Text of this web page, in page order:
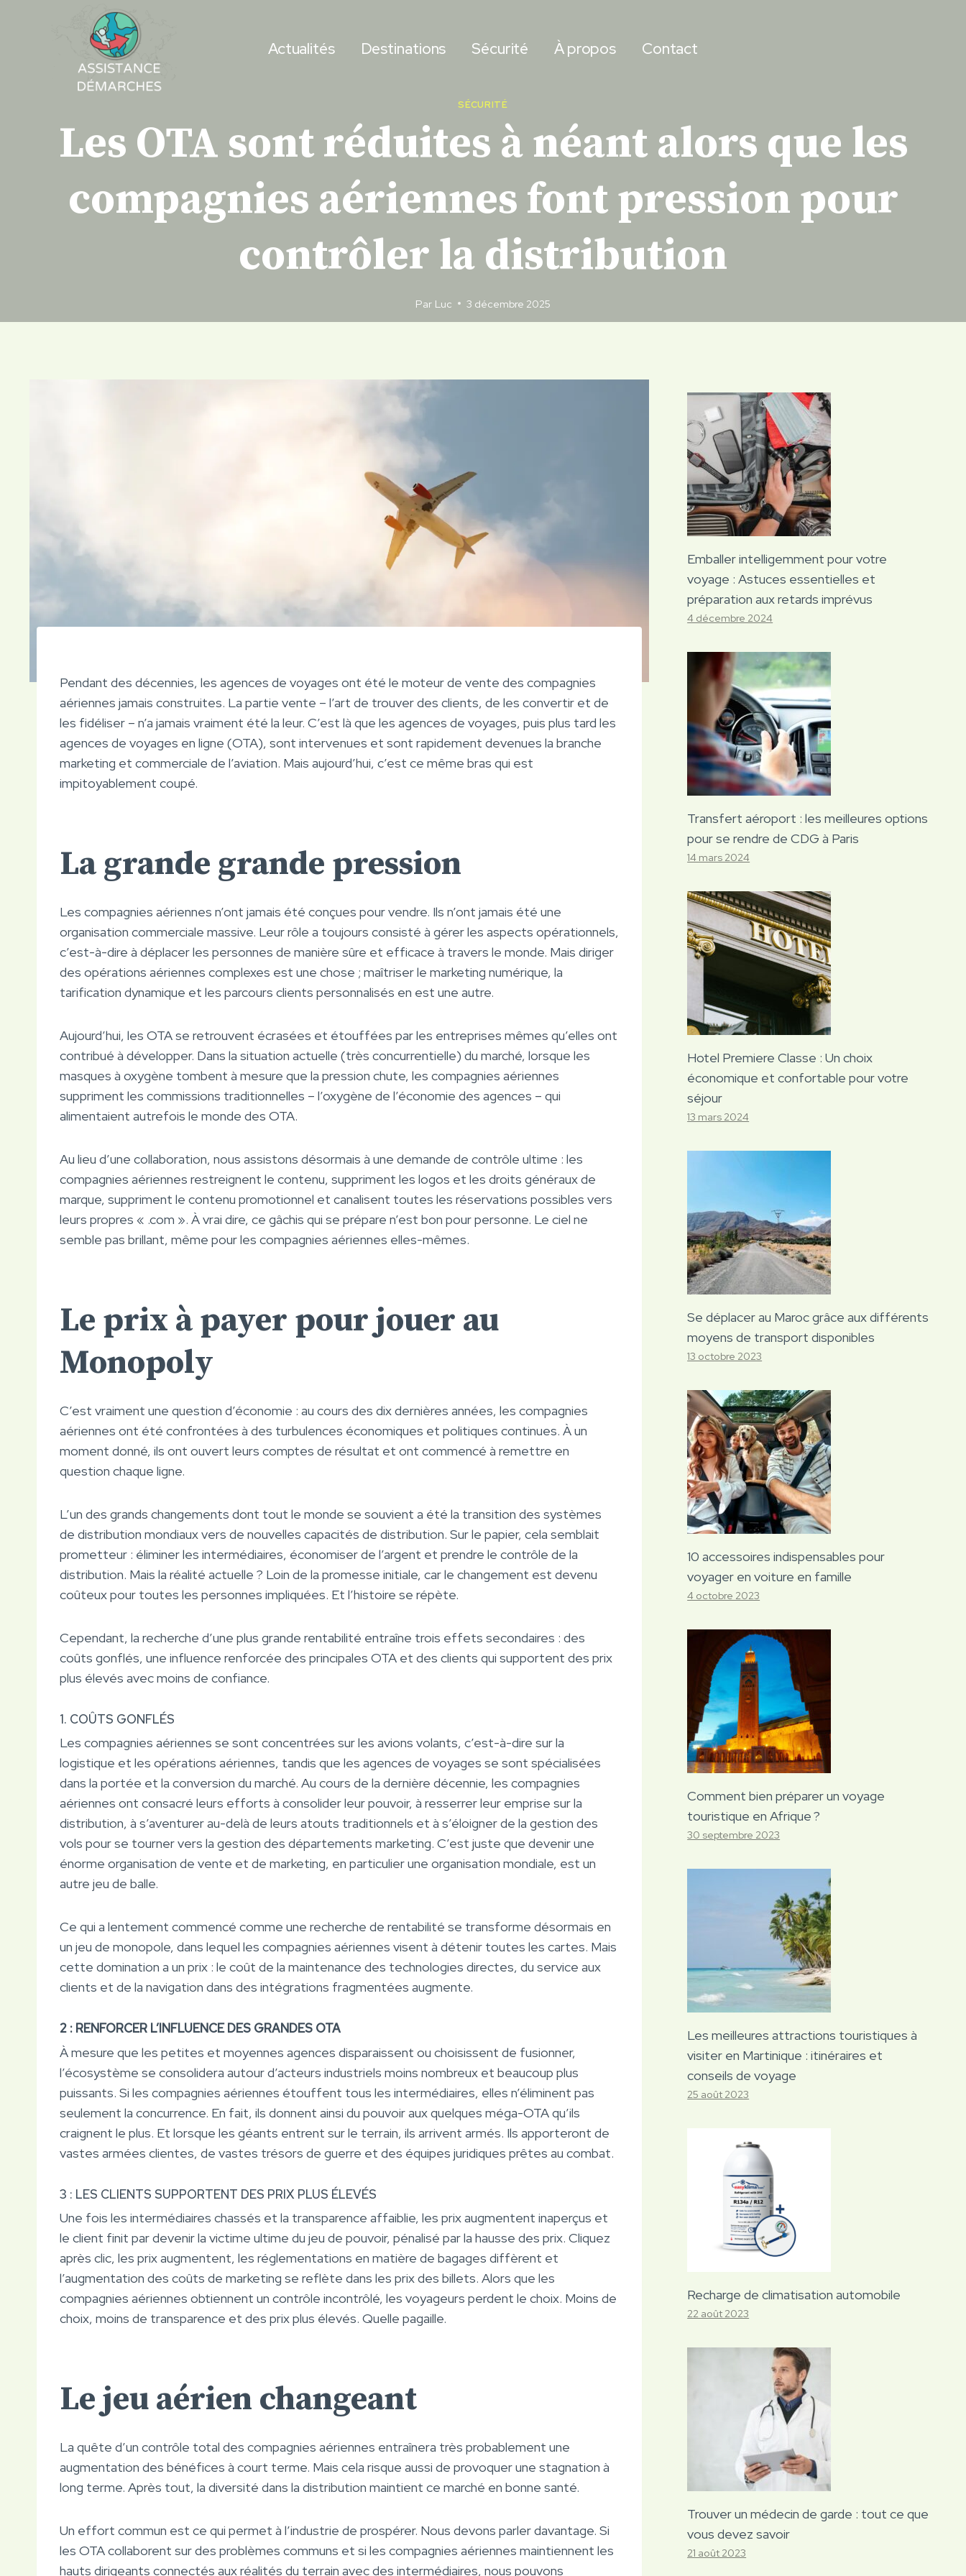
Actualités Destinations Sécurité À propos Contact
SÉCURITÉ
Les OTA sont réduites à néant alors que les
compagnies aériennes font pression pour
contrôler la distribution
Par Luc 3 décembre 2025
Pendant des décennies, les agences de voyages ont été le moteur de vente des compagnies
aériennes jamais construites. La partie vente – l’art de trouver des clients, de les convertir et de
les fidéliser – n’a jamais vraiment été la leur. C’est là que les agences de voyages, puis plus tard les
agences de voyages en ligne (OTA), sont intervenues et sont rapidement devenues la branche
marketing et commerciale de l’aviation. Mais aujourd’hui, c’est ce même bras qui est
impitoyablement coupé.
La grande grande pression
Les compagnies aériennes n’ont jamais été conçues pour vendre. Ils n’ont jamais été une
organisation commerciale massive. Leur rôle a toujours consisté à gérer les aspects opérationnels,
c’est-à-dire à déplacer les personnes de manière sûre et efficace à travers le monde. Mais diriger
des opérations aériennes complexes est une chose ; maîtriser le marketing numérique, la
tarification dynamique et les parcours clients personnalisés en est une autre.
Aujourd’hui, les OTA se retrouvent écrasées et étouffées par les entreprises mêmes qu’elles ont
contribué à développer. Dans la situation actuelle (très concurrentielle) du marché, lorsque les
masques à oxygène tombent à mesure que la pression chute, les compagnies aériennes
suppriment les commissions traditionnelles – l’oxygène de l’économie des agences – qui
alimentaient autrefois le monde des OTA.
Au lieu d’une collaboration, nous assistons désormais à une demande de contrôle ultime : les
compagnies aériennes restreignent le contenu, suppriment les logos et les droits généraux de
marque, suppriment le contenu promotionnel et canalisent toutes les réservations possibles vers
leurs propres « .com ». À vrai dire, ce gâchis qui se prépare n’est bon pour personne. Le ciel ne
semble pas brillant, même pour les compagnies aériennes elles-mêmes.
Le prix à payer pour jouer au
Monopoly
C’est vraiment une question d’économie : au cours des dix dernières années, les compagnies
aériennes ont été confrontées à des turbulences économiques et politiques continues. À un
moment donné, ils ont ouvert leurs comptes de résultat et ont commencé à remettre en
question chaque ligne.
L’un des grands changements dont tout le monde se souvient a été la transition des systèmes
de distribution mondiaux vers de nouvelles capacités de distribution. Sur le papier, cela semblait
prometteur : éliminer les intermédiaires, économiser de l’argent et prendre le contrôle de la
distribution. Mais la réalité actuelle ? Loin de la promesse initiale, car le changement est devenu
coûteux pour toutes les personnes impliquées. Et l’histoire se répète.
Cependant, la recherche d’une plus grande rentabilité entraîne trois effets secondaires : des
coûts gonflés, une influence renforcée des principales OTA et des clients qui supportent des prix
plus élevés avec moins de confiance.
1. COÛTS GONFLÉS
Les compagnies aériennes se sont concentrées sur les avions volants, c’est-à-dire sur la
logistique et les opérations aériennes, tandis que les agences de voyages se sont spécialisées
dans la portée et la conversion du marché. Au cours de la dernière décennie, les compagnies
aériennes ont consacré leurs efforts à consolider leur pouvoir, à resserrer leur emprise sur la
distribution, à s’aventurer au-delà de leurs atouts traditionnels et à s’éloigner de la gestion des
vols pour se tourner vers la gestion des départements marketing. C’est juste que devenir une
énorme organisation de vente et de marketing, en particulier une organisation mondiale, est un
autre jeu de balle.
Ce qui a lentement commencé comme une recherche de rentabilité se transforme désormais en
un jeu de monopole, dans lequel les compagnies aériennes visent à détenir toutes les cartes. Mais
cette domination a un prix : le coût de la maintenance des technologies directes, du service aux
clients et de la navigation dans des intégrations fragmentées augmente.
2 : RENFORCER L’INFLUENCE DES GRANDES OTA
À mesure que les petites et moyennes agences disparaissent ou choisissent de fusionner,
l’écosystème se consolidera autour d’acteurs industriels moins nombreux et beaucoup plus
puissants. Si les compagnies aériennes étouffent tous les intermédiaires, elles n’éliminent pas
seulement la concurrence. En fait, ils donnent ainsi du pouvoir aux quelques méga-OTA qu’ils
craignent le plus. Et lorsque les géants entrent sur le terrain, ils arrivent armés. Ils apporteront de
vastes armées clientes, de vastes trésors de guerre et des équipes juridiques prêtes au combat.
3 : LES CLIENTS SUPPORTENT DES PRIX PLUS ÉLEVÉS
Une fois les intermédiaires chassés et la transparence affaiblie, les prix augmentent inaperçus et
le client finit par devenir la victime ultime du jeu de pouvoir, pénalisé par la hausse des prix. Cliquez
après clic, les prix augmentent, les réglementations en matière de bagages diffèrent et
l’augmentation des coûts de marketing se reflète dans les prix des billets. Alors que les
compagnies aériennes obtiennent un contrôle incontrôlé, les voyageurs perdent le choix. Moins de
choix, moins de transparence et des prix plus élevés. Quelle pagaille.
Le jeu aérien changeant
La quête d’un contrôle total des compagnies aériennes entraînera très probablement une
augmentation des bénéfices à court terme. Mais cela risque aussi de provoquer une stagnation à
long terme. Après tout, la diversité dans la distribution maintient ce marché en bonne santé.
Un effort commun est ce qui permet à l’industrie de prospérer. Nous devons parler davantage. Si
les OTA collaborent sur des problèmes communs et si les compagnies aériennes maintiennent les
hauts dirigeants connectés aux réalités du terrain avec des intermédiaires, nous pouvons
Emballer intelligemment pour votre
voyage : Astuces essentielles et
préparation aux retards imprévus
4 décembre 2024
Transfert aéroport : les meilleures options
pour se rendre de CDG à Paris
14 mars 2024
Hotel Premiere Classe : Un choix
économique et confortable pour votre
séjour
13 mars 2024
Se déplacer au Maroc grâce aux différents
moyens de transport disponibles
13 octobre 2023
10 accessoires indispensables pour
voyager en voiture en famille
4 octobre 2023
Comment bien préparer un voyage
touristique en Afrique ?
30 septembre 2023
Les meilleures attractions touristiques à
visiter en Martinique : itinéraires et
conseils de voyage
25 août 2023
Recharge de climatisation automobile
22 août 2023
Trouver un médecin de garde : tout ce que
vous devez savoir
21 août 2023